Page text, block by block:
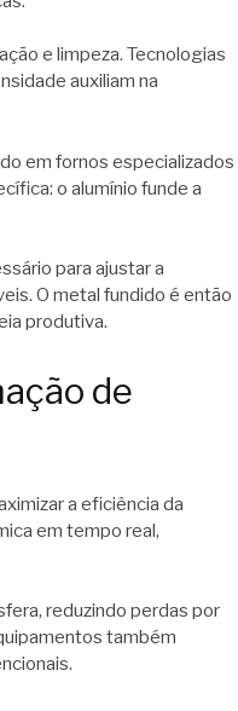
e limpeza. Tecnologias
auxiliam na
em fornos especializados
o alumínio funde a
para ajustar a
O metal fundido é então
produtiva.
de
a eficiência da
em tempo real,
reduzindo perdas por
também